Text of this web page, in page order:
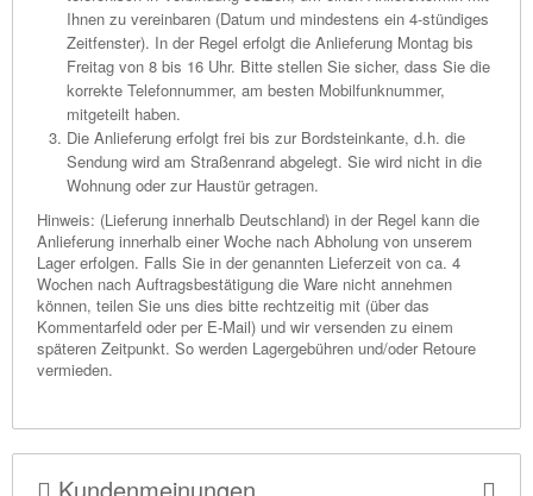
Ihnen zu vereinbaren (Datum und mindestens ein 4-stündiges
Zeitfenster). In der Regel erfolgt die Anlieferung Montag bis
Freitag von 8 bis 16 Uhr. Bitte stellen Sie sicher, dass Sie die
korrekte Telefonnummer, am besten Mobilfunknummer,
mitgeteilt haben.
Die Anlieferung erfolgt frei bis zur Bordsteinkante, d.h. die
Sendung wird am Straßenrand abgelegt. Sie wird nicht in die
Wohnung oder zur Haustür getragen.
Hinweis: (Lieferung innerhalb Deutschland) in der Regel kann die
Anlieferung innerhalb einer Woche nach Abholung von unserem
Lager erfolgen. Falls Sie in der genannten Lieferzeit von ca. 4
Wochen nach Auftragsbestätigung die Ware nicht annehmen
können, teilen Sie uns dies bitte rechtzeitig mit (über das
Kommentarfeld oder per E-Mail) und wir versenden zu einem
späteren Zeitpunkt. So werden Lagergebühren und/oder Retoure
vermieden.